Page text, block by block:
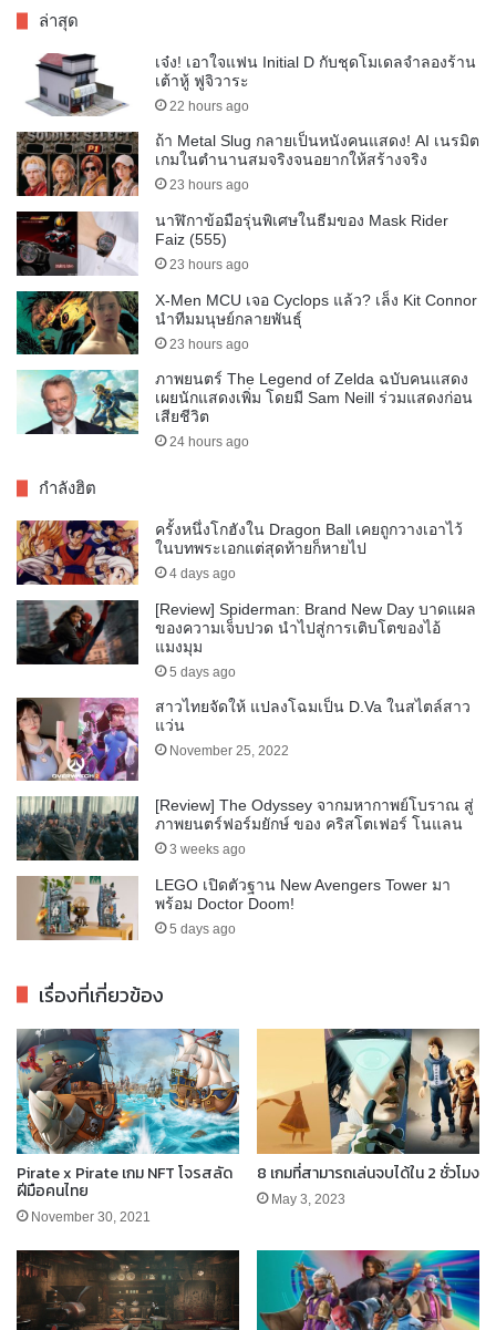
ล่าสุด
เจ๋ง! เอาใจแฟน Initial D กับชุดโมเดลจำลองร้าน
เต้าหู้ ฟูจิวาระ
22 hours ago
ถ้า Metal Slug กลายเป็นหนังคนแสดง! AI เนรมิต
เกมในตำนานสมจริงจนอยากให้สร้างจริง
23 hours ago
นาฬิกาข้อมือรุ่นพิเศษในธีมของ Mask Rider
Faiz (555)
23 hours ago
X-Men MCU เจอ Cyclops แล้ว? เล็ง Kit Connor
นำทีมมนุษย์กลายพันธุ์
23 hours ago
ภาพยนตร์ The Legend of Zelda ฉบับคนแสดง
เผยนักแสดงเพิ่ม โดยมี Sam Neill ร่วมแสดงก่อน
เสียชีวิต
24 hours ago
กำลังฮิต
ครั้งหนึ่งโกฮังใน Dragon Ball เคยถูกวางเอาไว้
ในบทพระเอกแต่สุดท้ายก็หายไป
4 days ago
[Review] Spiderman: Brand New Day บาดแผล
ของความเจ็บปวด นำไปสู่การเติบโตของไอ้
แมงมุม
5 days ago
สาวไทยจัดให้ แปลงโฉมเป็น D.Va ในสไตล์สาว
แว่น
November 25, 2022
[Review] The Odyssey จากมหากาพย์โบราณ สู่
ภาพยนตร์ฟอร์มยักษ์ ของ คริสโตเฟอร์ โนแลน
3 weeks ago
LEGO เปิดตัวฐาน New Avengers Tower มา
พร้อม Doctor Doom!
5 days ago
เรื่องที่เกี่ยวข้อง
Pirate x Pirate เกม NFT โจรสลัด
ฝีมือคนไทย
November 30, 2021
8 เกมที่สามารถเล่นจบได้ใน 2 ชั่วโมง
May 3, 2023